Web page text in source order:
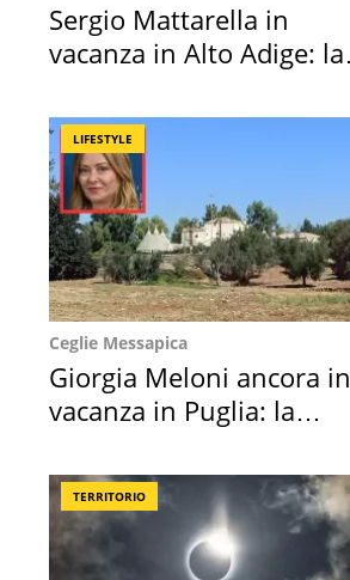
Sergio Mattarella in
vacanza in Alto Adige: la
LIFESTYLE
Ceglie Messapica
Giorgia Meloni ancora in
vacanza in Puglia: la
TERRITORIO